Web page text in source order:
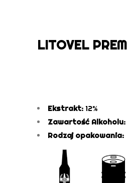
LITOVEL
Ekstrakt: 12%
Zawartość Alkoholu:
Rodzaj opakowania: